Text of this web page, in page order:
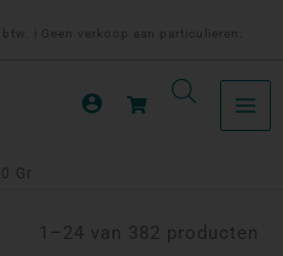
| Geen verkoop aan particulieren.
Gr
1–24 van 382 producten